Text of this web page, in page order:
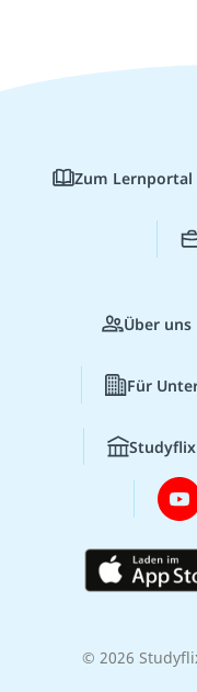
Zum Lernportal
Über uns
Für
© 2026